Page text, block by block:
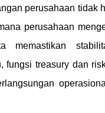
perusahaan tidak
perusahaan
memastikan
fungsi treasury dan